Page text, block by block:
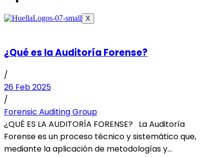
X
¿Qué es la Auditoría Forense?
/
26 Feb 2025
/
Forensic Auditing Group
¿QUÉ ES LA AUDITORÍA FORENSE? La Auditoría
Forense es un proceso técnico y sistemático que,
mediante la aplicación de metodologías y...